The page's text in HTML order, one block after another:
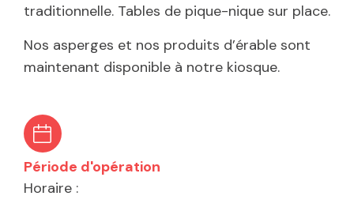
traditionnelle. Tables de pique-nique sur place.
Nos asperges et nos produits d’érable sont
maintenant disponible à notre kiosque.
Période d'opération
Horaire :